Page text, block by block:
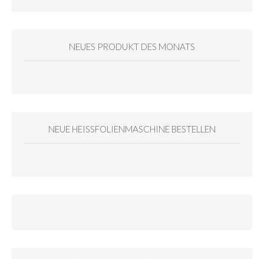
NEUES PRODUKT DES MONATS
NEUE HEISSFOLIENMASCHINE BESTELLEN